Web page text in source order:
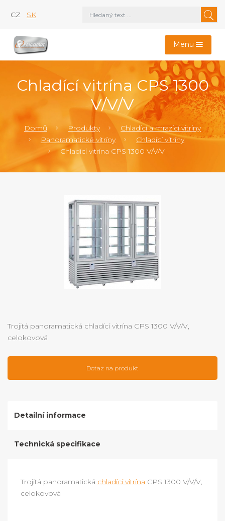
CZ SK
Menu
Chladící vitrína CPS 1300
V/V/V
Domů Produkty
Chladící a mrazící vitríny
Panoramatické vitríny
Chladící vitríny
Chladící vitrína CPS 1300 V/V/V
Trojitá panoramatická chladící vitrína CPS 1300 V/V/V,
celokovová
Dotaz na produkt
Detailní informace
Technická specifikace
Trojitá panoramatická chladící vitrína CPS 1300 V/V/V,
celokovová